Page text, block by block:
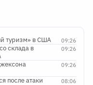
09:26
туризм» в США
09:26
склада в
09:26
08:06
после атаки